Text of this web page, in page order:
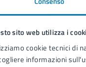
sito web utilizza i
cookie tecnici di
informazioni